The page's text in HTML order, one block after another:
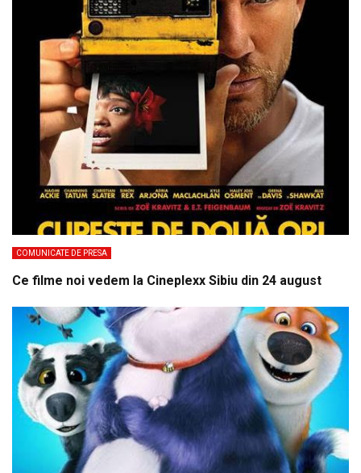
COMUNICATE DE PRESA
Ce filme noi vedem la Cineplexx Sibiu din 24 august